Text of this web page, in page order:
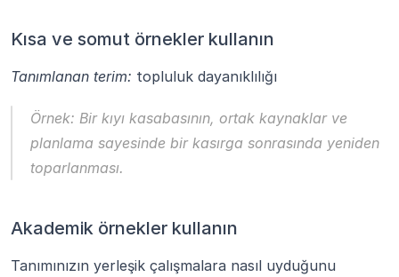
Kısa ve somut örnekler kullanın
Tanımlanan terim: topluluk dayanıklılığı
Örnek: Bir kıyı kasabasının, ortak kaynaklar ve
planlama sayesinde bir kasırga sonrasında yeniden
toparlanması.
Akademik örnekler kullanın
Tanımınızın yerleşik çalışmalara nasıl uyduğunu